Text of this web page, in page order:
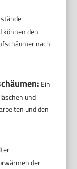
können den
nach
Ein
und
und den
der